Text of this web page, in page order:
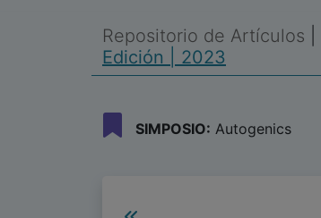
Repositorio de Artículos
Edición | 2023
SIMPOSIO: Autogenics